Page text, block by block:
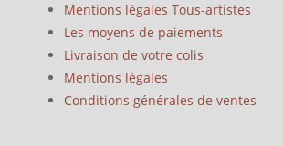
Mentions légales Tous-artistes
Les moyens de paiements
Livraison de votre colis
Mentions légales
Conditions générales de ventes